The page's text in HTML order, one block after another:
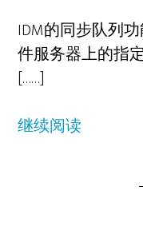
IDM的同步队列
件服务器上的指
[……]
继续阅读